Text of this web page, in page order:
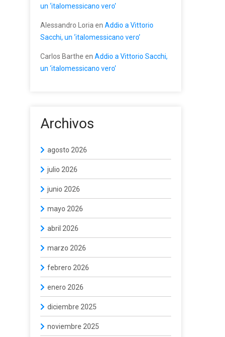
un ‘italomessicano vero’
Alessandro Loria en Addio a Vittorio
Sacchi, un ‘italomessicano vero’
Carlos Barthe en Addio a Vittorio Sacchi,
un ‘italomessicano vero’
Archivos
agosto 2026
julio 2026
junio 2026
mayo 2026
abril 2026
marzo 2026
febrero 2026
enero 2026
diciembre 2025
noviembre 2025